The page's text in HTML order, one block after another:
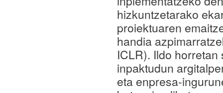
hizkuntzetarako
proiektuaren
handia
ICLR). Ildo
inpaktudun
eta enpresa-